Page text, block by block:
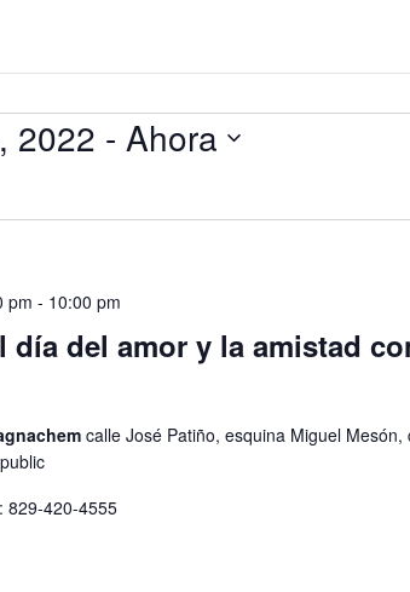
2022 - Ahora
día del amor y la amistad
pm - 10:00 pm
calle José Patiño, esquina Miguel Mesón,
829-420-4555